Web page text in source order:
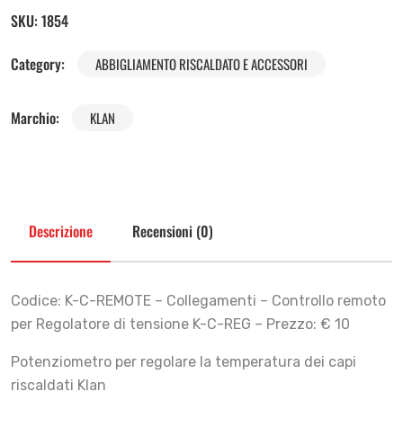
SKU: 1854
Category:
ABBIGLIAMENTO RISCALDATO E ACCESSORI
Marchio: KLAN
Descrizione Recensioni (0)
Codice: K-C-REMOTE – Collegamenti – Controllo remoto
per Regolatore di tensione K-C-REG – Prezzo: € 10
Potenziometro per regolare la temperatura dei capi
riscaldati Klan